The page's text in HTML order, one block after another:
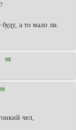
а то мало ли.
98
чел,